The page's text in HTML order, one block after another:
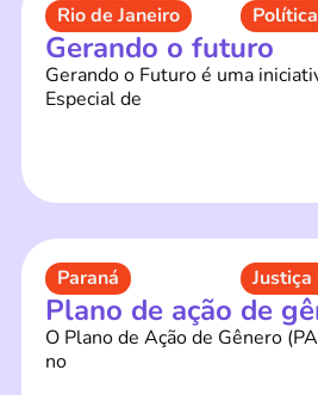
Rio de Janeiro
Gerando o futuro
Gerando o Futuro é uma
Especial de
Paraná
Plano de ação de
O Plano de Ação de Gênero
no